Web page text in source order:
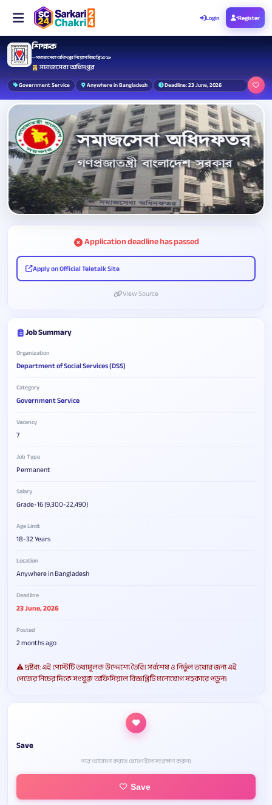
Login Register
শিক্ষক
— সমাজসেবা অধিদপ্তর নিয়োগ বিজ্ঞপ্তি ২০২৬
সমাজসেবা অধিদপ্তর
Government Service Anywhere in Bangladesh Deadline: 23 June, 2026
Application deadline has passed
Apply on Official Teletalk Site
View Source
Job Summary
Organization
Department of Social Services (DSS)
Category
Government Service
Vacancy
7
Job Type
Permanent
Salary
Grade-16 (9,300-22,490)
Age Limit
18-32 Years
Location
Anywhere in Bangladesh
Deadline
23 June, 2026
Posted
2 months ago
⚠️ দ্রষ্টব্য: এই পোস্টটি তথ্যমূলক উদ্দেশ্যে তৈরি। সর্বশেষ ও নির্ভুল তথ্যের জন্য এই
পেজের নিচের দিকে সংযুক্ত অফিসিয়াল বিজ্ঞপ্তিটি মনোযোগ সহকারে পড়ুন।
Save
পরে আবেদন করতে প্রোফাইলে সংরক্ষণ করুন।
Save